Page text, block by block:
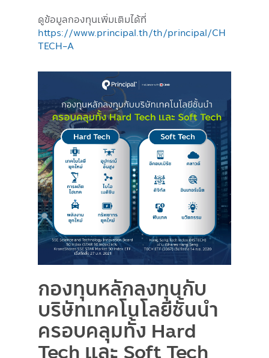
ดูข้อมูลกองทุนเพิ่มเติมได้ที่
https://www.principal.th/th/principal/CH
TECH-A
กองทุนหลักลงทุนกับ
บริษัทเทคโนโลยีชั้นนำ
ครอบคลุมทั้ง Hard
Tech และ Soft Tech